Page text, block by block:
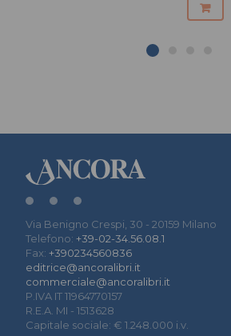
primo
Via Benigno Crespi, 30 - 20159 Milano
Telefono: +39-02-34.56.08.1
Fax: +390234560836
editrice@ancoralibri.it
commerciale@ancoralibri.it
P.IVA IT 11964770157
R.E.A. MI - 1513628
Capitale sociale: € 1.248.000 i.v.